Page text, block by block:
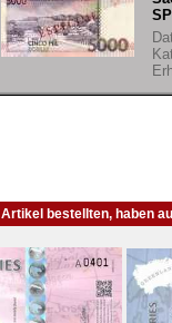
bestellten, haben